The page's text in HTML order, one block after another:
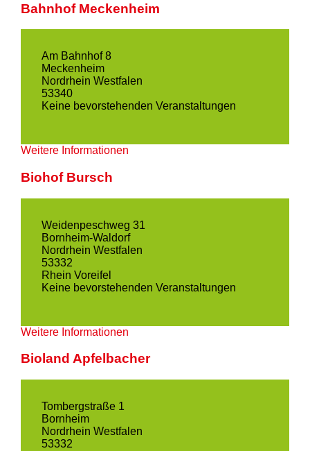
Bahnhof Meckenheim
Am Bahnhof 8
Meckenheim
Nordrhein Westfalen
53340
Keine bevorstehenden Veranstaltungen
Weitere Informationen
Biohof Bursch
Weidenpeschweg 31
Bornheim-Waldorf
Nordrhein Westfalen
53332
Rhein Voreifel
Keine bevorstehenden Veranstaltungen
Weitere Informationen
Bioland Apfelbacher
Tombergstraße 1
Bornheim
Nordrhein Westfalen
53332